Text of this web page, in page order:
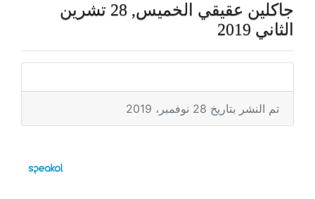
جاكلين عقيقي الخميس, 28 تشرين
الثاني 2019
تم النشر بتاريخ 28 نوفمبر، 2019